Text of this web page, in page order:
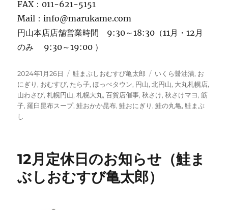
FAX：011-621-5151
Mail：info@marukame.com
円山本店店舗営業時間 9:30～18:30（11月・12月
のみ 9:30～19:00 ）
投
稿
日:
2024年1月26日
カ
テ
ゴ
リ
鮭まぶしおむすび亀太郎
タ
グ
いくら醤油漬, お
にぎり , おむすび, たら子,ほっぺタウン, 円山,北円山, 大丸札幌店,
山わさび,札幌円山,札幌大丸,百貨店催事,秋さけ,秋さけマヨ,筋
子,羅臼昆布スープ,鮭おかか昆布,鮭おにぎり ,鮭の丸亀,鮭まぶ
し
12月定休日のお知らせ（鮭ま
ぶしおむすび亀太郎）